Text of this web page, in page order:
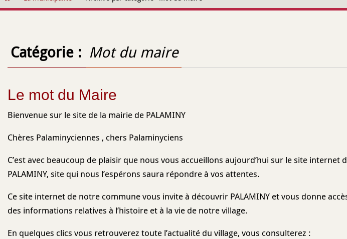
contenu
Catégorie : Mot du maire
Le mot du Maire
Bienvenue sur le site de la mairie de PALAMINY
Chères Palaminyciennes , chers Palaminyciens
C’est avec beaucoup de plaisir que nous vous accueillons aujourd’hui sur le site internet
PALAMINY, site qui nous l’espérons saura répondre à vos attentes.
Ce site internet de notre commune vous invite à découvrir PALAMINY et vous donne
des informations relatives à l’histoire et à la vie de notre village.
En quelques clics vous retrouverez toute l’actualité du village, vous consulterez :